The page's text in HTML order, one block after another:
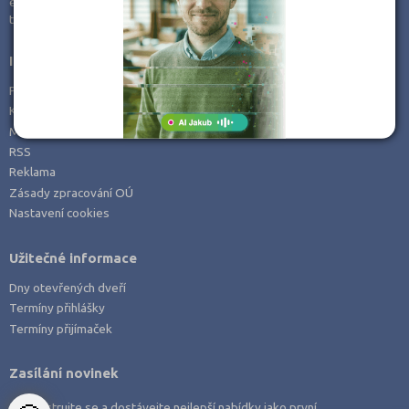
Zemědělské a ekologické
tel:
+420 606 411 115
Informace
Prohlášení o přístupnosti
Kontakt
Mapa serveru
RSS
Reklama
Zásady zpracování OÚ
Nastavení cookies
Užitečné informace
Dny otevřených dveří
Termíny přihlášky
Termíny přijímaček
Zasílání novinek